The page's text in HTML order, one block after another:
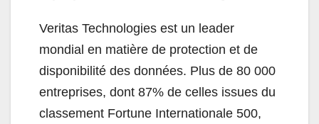
Veritas Technologies est un leader
mondial en matière de protection et de
disponibilité des données. Plus de 80 000
entreprises, dont 87% de celles issues du
classement Fortune Internationale 500,